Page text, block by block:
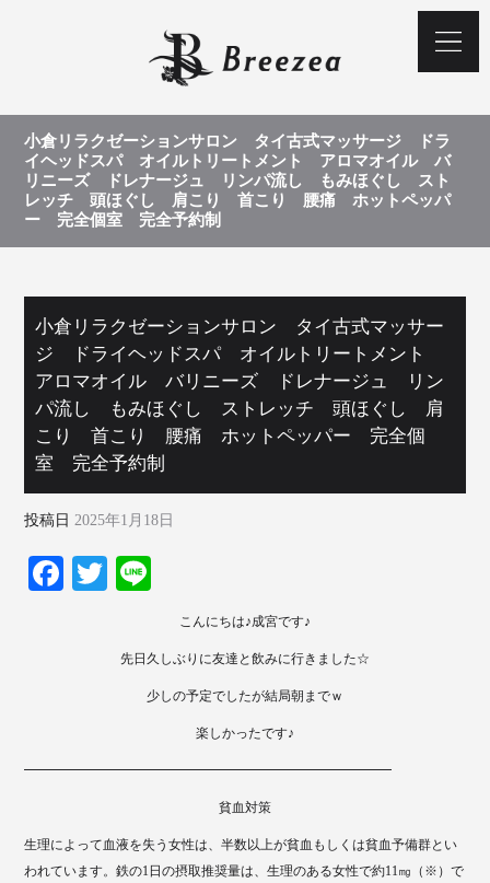
小倉リラクゼーションサロン タイ古式マッサージ ドラ
イヘッドスパ オイルトリートメント アロマオイル バ
リニーズ ドレナージュ リンパ流し もみほぐし スト
レッチ 頭ほぐし 肩こり 首こり 腰痛 ホットペッパ
ー 完全個室 完全予約制
小倉リラクゼーションサロン タイ古式マッサー
ジ ドライヘッドスパ オイルトリートメント
アロマオイル バリニーズ ドレナージュ リン
パ流し もみほぐし ストレッチ 頭ほぐし 肩
こり 首こり 腰痛 ホットペッパー 完全個
室 完全予約制
投稿日 2025年1月18日
Fa T
tte
neこんにちは♪成宮です♪
先日久しぶりに友達と飲みに行きました☆
少しの予定でしたが結局朝までｗ
楽しかったです♪
━━━━━━━━━━━━━━━━━━━━━━━━━━━━
貧血対策
生理によって血液を失う女性は、半数以上が貧血もしくは貧血予備群とい
われています。鉄の1日の摂取推奨量は、生理のある女性で約11㎎（※）で